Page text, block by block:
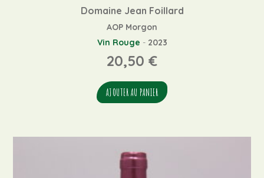
Domaine Jean Foillard
AOP Morgon
Vin Rouge - 2023
20,50 €
AJOUTER AU PANIER